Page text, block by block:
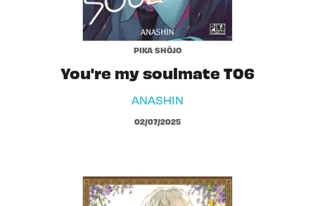
PIKA SHÔJO
You're my soulmate T06
ANASHIN
02/07/2025